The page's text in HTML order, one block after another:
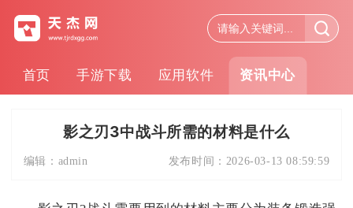
首页 手游下载 应用软件 资讯中心
影之刃3中战斗所需的材料是什么
编辑： admin 发布时间： 2026-03-13 08:59:59